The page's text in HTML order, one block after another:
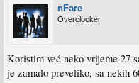
nFare
Overclocker
Koristim već neko vrijeme 27
je zamalo preveliko, sa nekih